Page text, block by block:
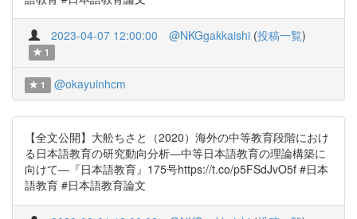
2023-04-07 12:00:00 @NKGgakkaishi (投稿一覧)
1
1 @okayuinhcm
【全文公開】大舩ちさと（2020）海外の中等教育段階におけ
る日本語教育の研究動向分析―中等日本語教育の理論構築に
向けて―『日本語教育』175号https://t.co/p5FSdJvO5f #日本
語教育 #日本語教育論文